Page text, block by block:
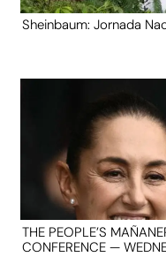
Sheinbaum: Jornada
THE PEOPLE’S
CONFERENCE —